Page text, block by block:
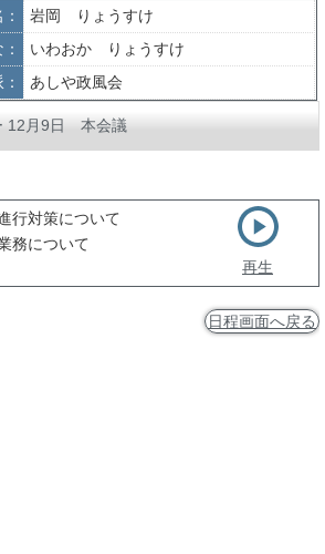
岩岡 りょうすけ
いわおか りょうすけ
あしや政風会
12月9日 本会議
行対策について
務について
再生
日程画面へ戻る